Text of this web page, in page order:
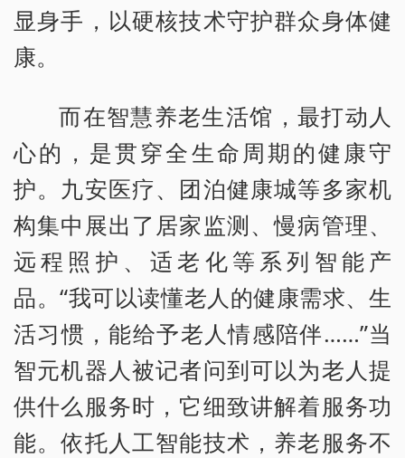
显身手，以硬核技术守护群众身体健
康。
而在智慧养老生活馆，最打动人
心的，是贯穿全生命周期的健康守
护。九安医疗、团泊健康城等多家机
构集中展出了居家监测、慢病管理、
远程照护、适老化等系列智能产
品。“我可以读懂老人的健康需求、生
活习惯，能给予老人情感陪伴……”当
智元机器人被记者问到可以为老人提
供什么服务时，它细致讲解着服务功
能。依托人工智能技术，养老服务不